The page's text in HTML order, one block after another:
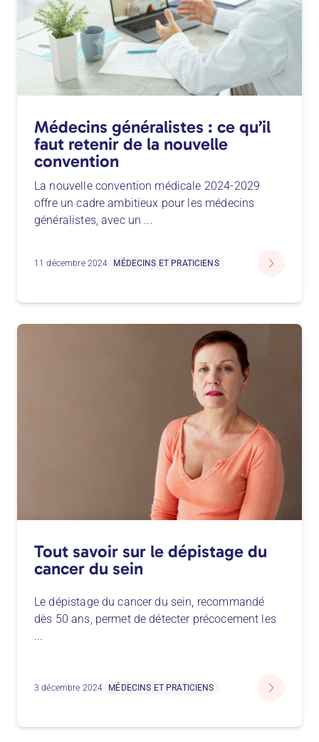
Médecins généralistes : ce qu’il
faut retenir de la nouvelle
convention
La nouvelle convention médicale 2024-2029
offre un cadre ambitieux pour les médecins
généralistes, avec un ...
11 décembre 2024 MÉDECINS ET PRATICIENS
Tout savoir sur le dépistage du
cancer du sein
Le dépistage du cancer du sein, recommandé
dès 50 ans, permet de détecter précocement les
...
3 décembre 2024 MÉDECINS ET PRATICIENS